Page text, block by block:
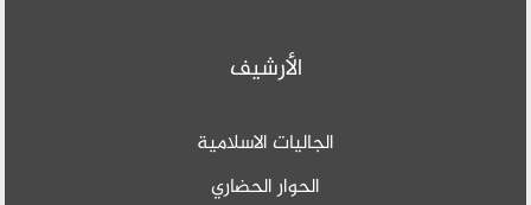
الأرشيف
الجاليات الاسلامية
الحوار الحضاري